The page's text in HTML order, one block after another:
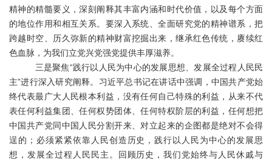
精神的精髓要义，深刻阐释其丰富内涵和时代价值，以及每个方面
的地位作用和相互关系。要深入系统、全面研究党的精神谱系，把
跨越时空、历久弥新的精神财富挖掘出来，继承红色传统，赓续红
色血脉，为我们立党兴党强党提供丰厚滋养。
三是聚焦“践行以人民为中心的发展思想、发展全过程人民民
主”进行深入研究阐释。习近平总书记在讲话中强调，中国共产党始
终代表最广大人民根本利益，没有任何自己特殊的利益，从来不代
表任何利益集团、任何权势团体、任何特权阶层的利益，任何想把
中国共产党同中国人民分割开来、对立起来的企图都是绝对不会得
逞的；必须紧紧依靠人民创造历史，践行以人民为中心的发展思
想，发展全过程人民民主。回顾历史，我们党始终与人民休戚与